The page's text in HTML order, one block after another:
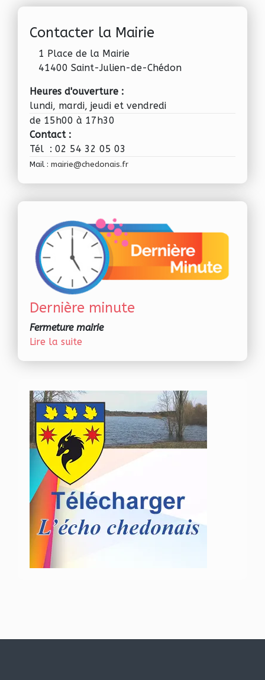
Contacter la Mairie
1 Place de la Mairie
41400 Saint-Julien-de-Chédon
Heures d'ouverture :
lundi, mardi, jeudi et vendredi
de 15h00 à 17h30
Contact :
Tél : 02 54 32 05 03
Mail : mairie@chedonais.fr
Dernière minute
Fermeture mairie
Lire la suite